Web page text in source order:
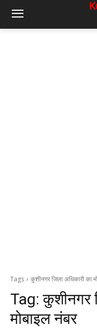
Tags कुशीनगर जिला अधिकारी का
Tag:कुशीनगर
मोबाइल नंबर